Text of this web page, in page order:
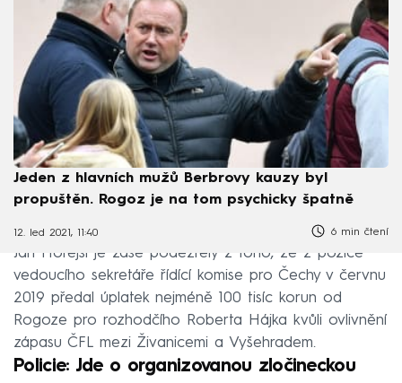
Jeden z hlavních mužů Berbrovy kauzy byl
propuštěn. Rogoz je na tom psychicky špatně
12. led 2021, 11:40 6 min čtení
Jan Hořejší je zase podezřelý z toho, že z pozice
vedoucího sekretáře řídící komise pro Čechy v červnu
2019 předal úplatek nejméně 100 tisíc korun od
Rogoze pro rozhodčího Roberta Hájka kvůli ovlivnění
zápasu ČFL mezi Živanicemi a Vyšehradem.
Policie: Jde o organizovanou zločineckou